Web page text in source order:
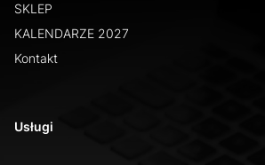
Usługi
SKLEP
KALENDARZE 2027
Kontakt